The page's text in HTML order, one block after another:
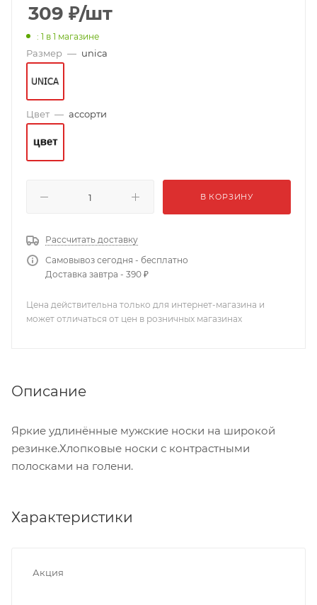
309 ₽/шт
: 1 в 1 магазине
Размер — unica
Цвет — ассорти
В КОРЗИНУ
Рассчитать доставку
Самовывоз сегодня - бесплатно
Доставка завтра - 390 ₽
Цена действительна только для интернет-магазина и
может отличаться от цен в розничных магазинах
Описание
Яркие удлинённые мужские носки на широкой
резинке.Хлопковые носки с контрастными
полосками на голени.
Характеристики
Акция